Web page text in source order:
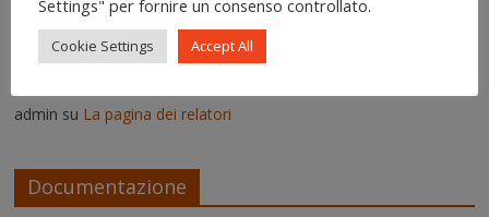
commercio
suPitture termiche: pro e contro su alcuni prodotti in
admin su La pagina dei relatori
Documentazione
Settings" per fornire un consenso controllato.
Cookie Settings Accept All